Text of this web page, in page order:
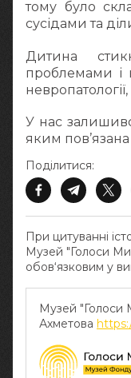
тому було
сусідами та
Дитина
проблемами і
У нас
яким
При цитуванні
Музей "Голоси
обов‘язковим у
Музей "Голоси
Ахметова
Поділитися: